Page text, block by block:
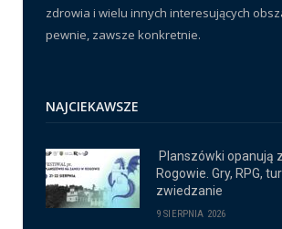
zdrowia i wielu innych interesujących
pewnie, zawsze konkretnie.
NAJCIEKAWSZE
Planszówki opanują
Rogowie. Gry, RPG,
zwiedzanie
9 SIERPNIA 2026